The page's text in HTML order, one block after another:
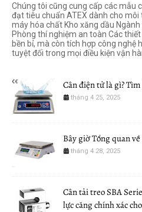
Chúng tôi cũng cung cấp các mẫu
đạt tiêu chuẩn ATEX dành cho
máy hóa chất Kho xăng dầu
Phòng thí nghiệm an toàn Các
bền bỉ, mà còn tích hợp công nghệ
tuyệt đối trong mọi điều kiện vận
Cân điện tử là gì?
tháng 4 25, 2025
Bây giờ Tổng quan
tháng 4 28, 2025
Cân tải treo SBA
lực căng chính xác